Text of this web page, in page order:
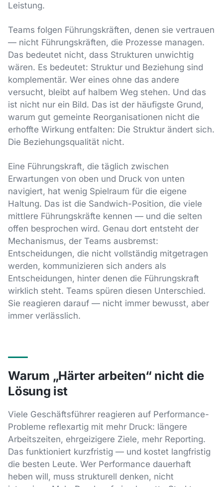
Leistung.
Teams folgen Führungskräften, denen sie vertrauen
— nicht Führungskräften, die Prozesse managen.
Das bedeutet nicht, dass Strukturen unwichtig
wären. Es bedeutet: Struktur und Beziehung sind
komplementär. Wer eines ohne das andere
versucht, bleibt auf halbem Weg stehen. Und das
ist nicht nur ein Bild. Das ist der häufigste Grund,
warum gut gemeinte Reorganisationen nicht die
erhoffte Wirkung entfalten: Die Struktur ändert sich.
Die Beziehungsqualität nicht.
Eine Führungskraft, die täglich zwischen
Erwartungen von oben und Druck von unten
navigiert, hat wenig Spielraum für die eigene
Haltung. Das ist die Sandwich-Position, die viele
mittlere Führungskräfte kennen — und die selten
offen besprochen wird. Genau dort entsteht der
Mechanismus, der Teams ausbremst:
Entscheidungen, die nicht vollständig mitgetragen
werden, kommunizieren sich anders als
Entscheidungen, hinter denen die Führungskraft
wirklich steht. Teams spüren diesen Unterschied.
Sie reagieren darauf — nicht immer bewusst, aber
immer verlässlich.
Warum „Härter arbeiten“ nicht die
Lösung ist
Viele Geschäftsführer reagieren auf Performance-
Probleme reflexartig mit mehr Druck: längere
Arbeitszeiten, ehrgeizigere Ziele, mehr Reporting.
Das funktioniert kurzfristig — und kostet langfristig
die besten Leute. Wer Performance dauerhaft
heben will, muss strukturell denken, nicht